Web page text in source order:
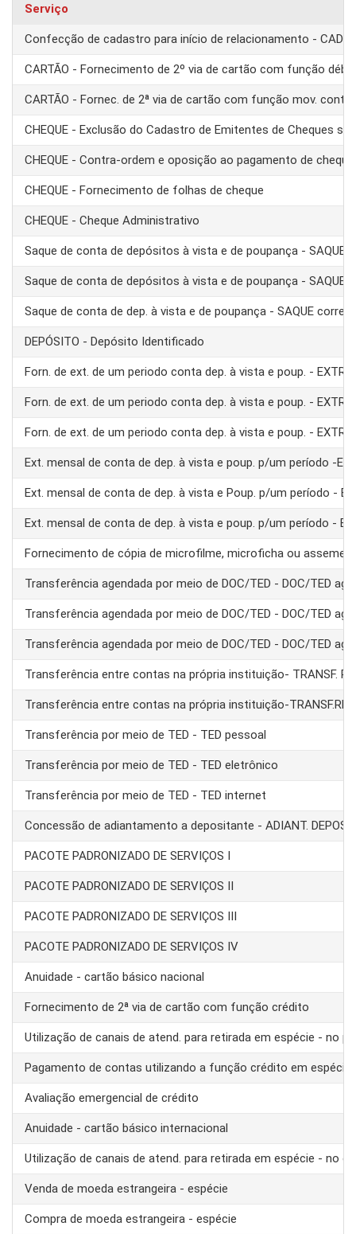
Serviço
Confecção de cadastro para início de relacionamento -
CARTÃO - Fornecimento de 2º via de cartão com função
CARTÃO - Fornec. de 2ª via de cartão com função mov. conta
CHEQUE - Exclusão do Cadastro de Emitentes de Cheques
CHEQUE - Contra-ordem e oposição ao pagamento de cheque
CHEQUE - Fornecimento de folhas de cheque
CHEQUE - Cheque Administrativo
Saque de conta de depósitos à vista e de poupança - SAQUE
Saque de conta de depósitos à vista e de poupança - SAQUE
Saque de conta de dep. à vista e de poupança - SAQUE
DEPÓSITO - Depósito Identificado
Forn. de ext. de um periodo conta dep. à vista e poup. -
Forn. de ext. de um periodo conta dep. à vista e poup. -
Forn. de ext. de um periodo conta dep. à vista e poup. -
Ext. mensal de conta de dep. à vista e poup. p/um período -
Ext. mensal de conta de dep. à vista e Poup. p/um período -
Ext. mensal de conta de dep. à vista e poup. p/um período -
Fornecimento de cópia de microfilme, microficha ou
Transferência agendada por meio de DOC/TED - DOC/TED
Transferência agendada por meio de DOC/TED - DOC/TED
Transferência agendada por meio de DOC/TED - DOC/TED
Transferência entre contas na própria instituição- TRANSF.
Transferência entre contas na própria instituição-
Transferência por meio de TED - TED pessoal
Transferência por meio de TED - TED eletrônico
Transferência por meio de TED - TED internet
Concessão de adiantamento a depositante - ADIANT.
PACOTE PADRONIZADO DE SERVIÇOS I
PACOTE PADRONIZADO DE SERVIÇOS II
PACOTE PADRONIZADO DE SERVIÇOS III
PACOTE PADRONIZADO DE SERVIÇOS IV
Anuidade - cartão básico nacional
Fornecimento de 2ª via de cartão com função crédito
Utilização de canais de atend. para retirada em espécie - no
Pagamento de contas utilizando a função crédito em espécie
Avaliação emergencial de crédito
Anuidade - cartão básico internacional
Utilização de canais de atend. para retirada em espécie - no
Venda de moeda estrangeira - espécie
Compra de moeda estrangeira - espécie